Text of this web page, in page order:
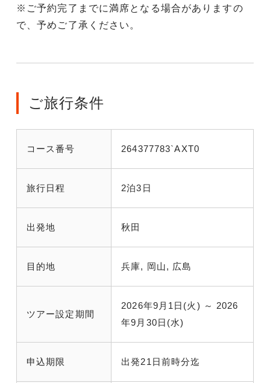
※ご予約完了までに満席となる場合がありますの
で、予めご了承ください。
ご旅行条件
コース番号 264377783`AXT0
旅行日程 2泊3日
出発地 秋田
目的地 兵庫, 岡山, 広島
ツアー設定期間
2026年9月1日(火) ～ 2026
年9月30日(水)
申込期限 出発21日前時分迄